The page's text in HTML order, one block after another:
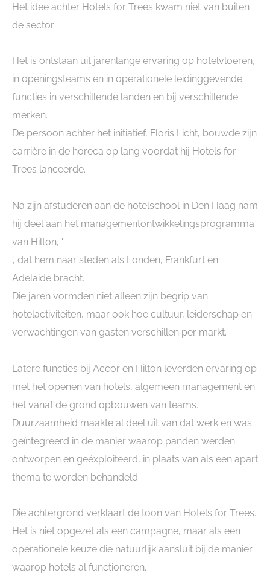
Het idee achter Hotels for Trees kwam niet van buiten
de sector.
Het is ontstaan uit jarenlange ervaring op hotelvloeren,
in openingsteams en in operationele leidinggevende
functies in verschillende landen en bij verschillende
merken.
De persoon achter het initiatief, Floris Licht, bouwde zijn
carrière in de horeca op lang voordat hij Hotels for
Trees lanceerde.
Na zijn afstuderen aan de hotelschool in Den Haag nam
hij deel aan het managementontwikkelingsprogramma
van Hilton, '
', dat hem naar steden als Londen, Frankfurt en
Adelaide bracht.
Die jaren vormden niet alleen zijn begrip van
hotelactiviteiten, maar ook hoe cultuur, leiderschap en
verwachtingen van gasten verschillen per markt.
Latere functies bij Accor en Hilton leverden ervaring op
met het openen van hotels, algemeen management en
het vanaf de grond opbouwen van teams.
Duurzaamheid maakte al deel uit van dat werk en was
geïntegreerd in de manier waarop panden werden
ontworpen en geëxploiteerd, in plaats van als een apart
thema te worden behandeld.
Die achtergrond verklaart de toon van Hotels for Trees.
Het is niet opgezet als een campagne, maar als een
operationele keuze die natuurlijk aansluit bij de manier
waarop hotels al functioneren.